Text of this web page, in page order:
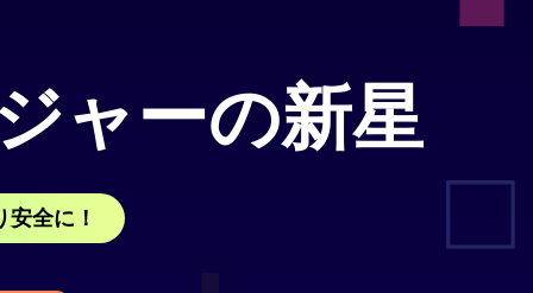
ャーの新星
全に！